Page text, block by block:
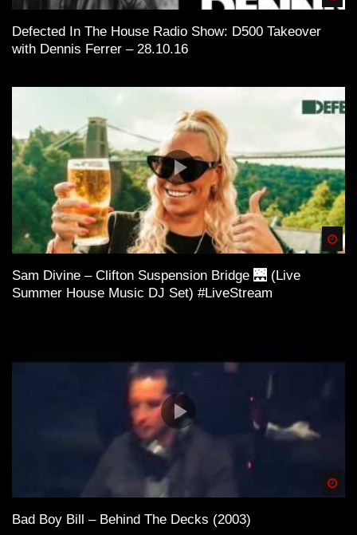
Defected In The House Radio Show: D500 Takeover
with Dennis Ferrer – 28.10.16
Sam Divine – Clifton Suspension Bridge 🌉 (Live
Summer House Music DJ Set) #LiveStream
Bad Boy Bill – Behind The Decks (2003)